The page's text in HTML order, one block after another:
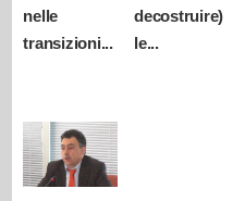
nelle
transizioni...
decostruire)
le...